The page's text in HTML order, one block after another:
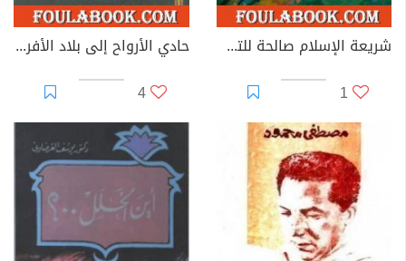
شريعة الإسلام صالحة للتطبيق في كل زمان ومكان
1
حادي الأرواح إلى بلاد الأفراح
4